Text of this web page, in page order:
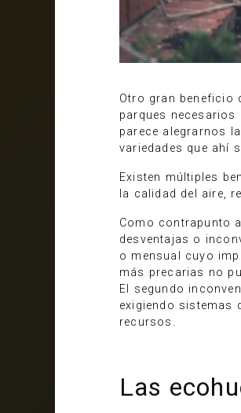
Otro gran beneficio
parques
parece alegrarnos
variedades que ahí
Existen múltiples
la calidad del aire,
Como contrapunto
desventajas o
o mensual cuyo
más precarias no
El segundo
exigiendo sistemas
recursos.
Las